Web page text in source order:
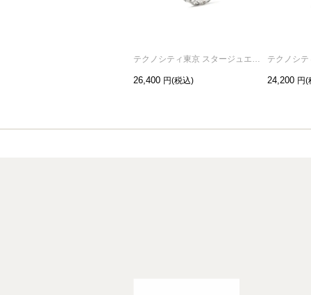
テクノシティ東京 スタージュエリーリング/指輪 ロジウム /単品
26,400 24,200